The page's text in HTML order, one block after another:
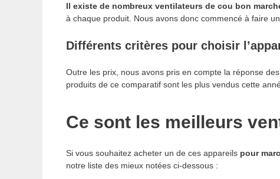
Il existe de nombreux ventilateurs de cou bon
à chaque produit. Nous avons donc commencé à faire
Différents critères pour choisir
Outre les prix, nous avons pris en compte la réponse
produits de ce comparatif sont les plus vendus cette
Ce sont les meilleurs
Si vous souhaitez acheter un de ces appareils pour
notre liste des mieux notées ci-dessous :